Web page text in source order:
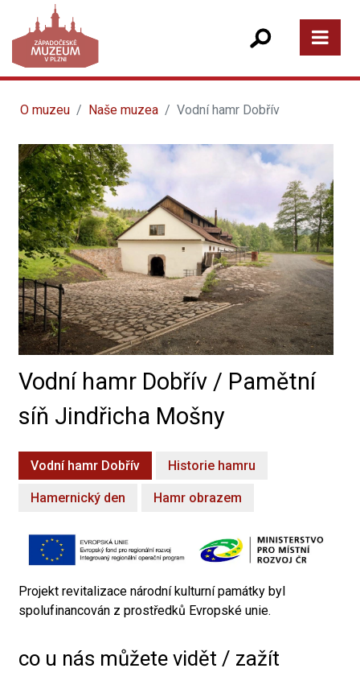
O muzeu Naše muzea Vodní hamr Dobřív
Vodní hamr Dobřív / Pamětní
síň Jindřicha Mošny
Vodní hamr Dobřív Historie hamru
Hamernický den Hamr obrazem
Projekt revitalizace národní kulturní památky byl
spolufinancován z prostředků Evropské unie.
co u nás můžete vidět / zažít